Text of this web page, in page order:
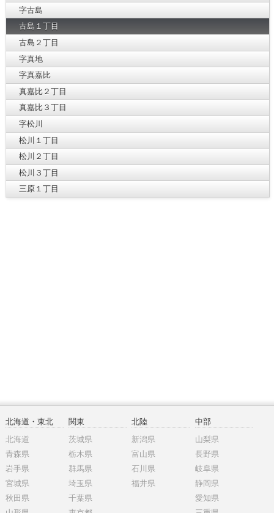
字古島
古島１丁目
古島２丁目
字真地
字真嘉比
真嘉比２丁目
真嘉比３丁目
字松川
松川１丁目
松川２丁目
松川３丁目
三原１丁目
北海道・東北
北海道
青森県
岩手県
宮城県
秋田県
関東
茨城県
栃木県
群馬県
埼玉県
千葉県
北陸
新潟県
富山県
石川県
福井県
中部
山梨県
長野県
岐阜県
静岡県
愛知県